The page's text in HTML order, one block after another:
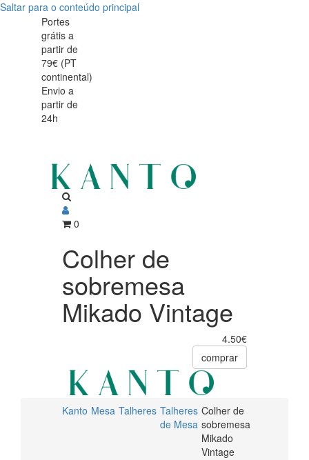
Saltar para o conteúdo principal
Colher
sobremesa
Mikado
Vintage
Colher
sobremesa
Mikado
Vintage
Portes
grátis a
partir de
79€ (PT
continental)
Envio a
partir de
24h
0
Colher de
sobremesa
Mikado Vintage
4.50€
comprar
Kanto Mesa Talheres Talheres
de Mesa
Colher de
sobremesa
Mikado
Vintage